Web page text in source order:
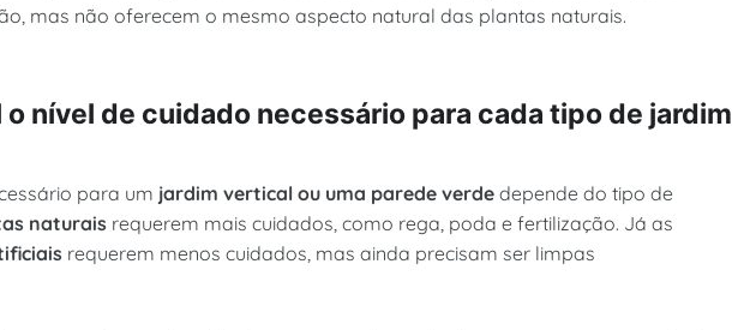
mas não oferecem o mesmo aspecto natural das plantas naturais.
nível de cuidado necessário para cada tipo de jardim
para um jardim vertical ou uma parede verdedepende do tipo de
naturaisrequerem mais cuidados, como rega, poda e fertilização. Já as
requerem menos cuidados, mas ainda precisam ser limpas